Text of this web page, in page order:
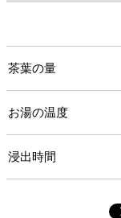
茶葉の量
お湯の温度
浸出時間